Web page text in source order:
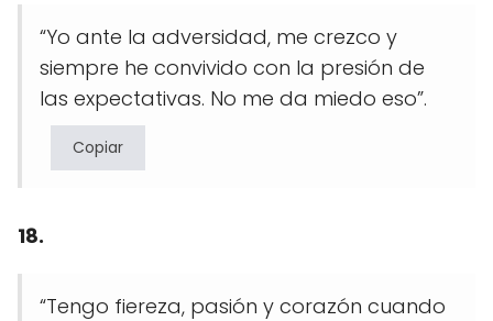
“Yo ante la adversidad, me crezco y
siempre he convivido con la presión de
las expectativas. No me da miedo eso”.
Copiar
18.
“Tengo fiereza, pasión y corazón cuando